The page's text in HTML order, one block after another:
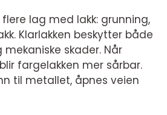
lag med lakk: grunning,
Klarlakken beskytter både
skader. Når
fargelakken mer sårbar.
til metallet, åpnes veien